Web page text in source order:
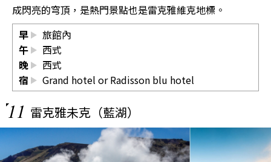
成閃亮的穹頂，是熱門景點也是雷克雅維克地標。
早
旅館內
午
西式
晚
西式
宿
Grand hotel or Radisson blu hotel
11 雷克雅未克（藍湖）